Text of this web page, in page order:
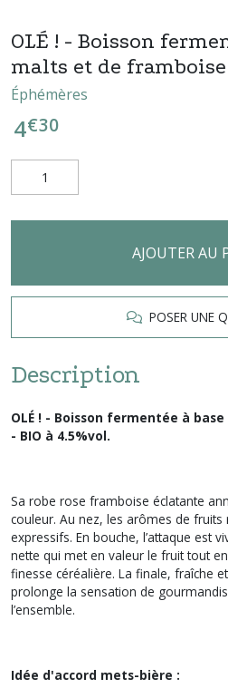
OLÉ ! - Boisson
malts et de framboise
Éphémères
4€30
AJOUTER AU
POSER UNE
Description
OLÉ ! - Boisson fermentée à
- BIO à 4.5%vol.
Sa robe rose framboise éclatante
couleur. Au nez, les arômes de
expressifs. En bouche, l’attaque est
nette qui met en valeur le fruit tout
finesse céréalière. La finale, fraîche
prolonge la sensation de
l’ensemble.
Idée d'accord mets-bière :